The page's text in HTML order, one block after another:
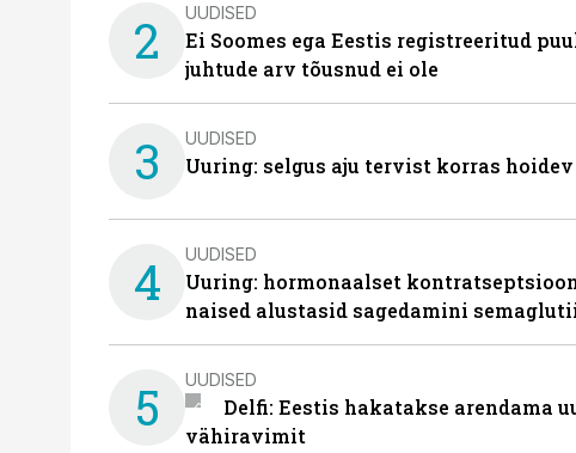
2 UUDISED
Ei Soomes ega Eestis registreeritud
juhtude arv tõusnud ei ole
3 UUDISED
Uuring: selgus aju tervist korras
4 UUDISED
Uuring: hormonaalset
naised alustasid sagedamini
5 UUDISED
Delfi: Eestis hakatakse arendama
vähiravimit